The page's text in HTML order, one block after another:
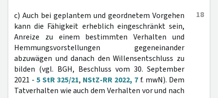
18
c) Auch bei geplantem und geordnetem Vorgehen
kann die Fähigkeit erheblich eingeschränkt sein,
Anreize zu einem bestimmten Verhalten und
Hemmungsvorstellungen gegeneinander
abzuwägen und danach den Willensentschluss zu
bilden (vgl. BGH, Beschluss vom 30. September
2021 - 5 StR 325/21, NStZ-RR 2022, 7f. mwN). Dem
Tatverhalten wie auch dem Verhalten vor und nach